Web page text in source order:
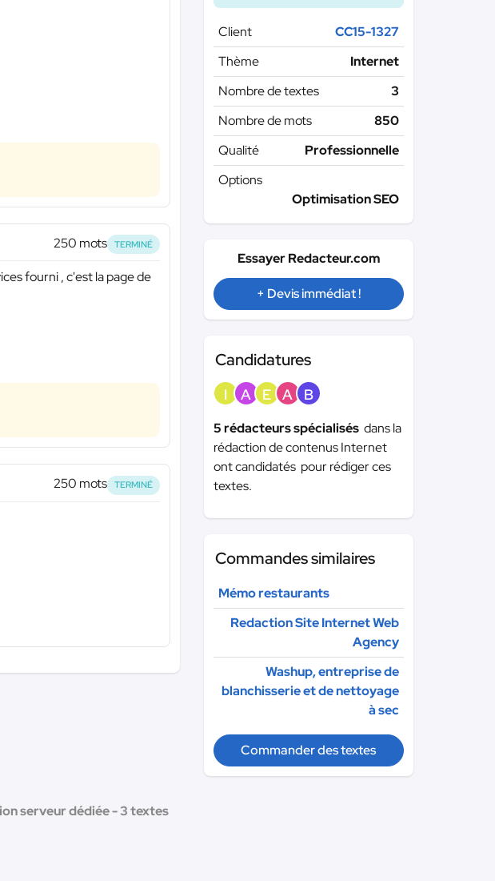
250 mots TERMINÉ
fourni , c'est la page de
250 mots TERMINÉ
Client
CC15-1327
Thème
Internet
Nombre de textes
3
Nombre de mots
850
Qualité
Professionnelle
Options
Optimisation SEO
Essayer Redacteur.com
+ Devis immédiat !
Candidatures
I A E A B
5 rédacteurs spécialisés dans la
rédaction de contenus Internet
ont candidatés pour rédiger ces
textes.
Commandes similaires
Mémo restaurants
Redaction Site Internet Web
Agency
Washup, entreprise de
blanchisserie et de nettoyage
à sec
Commander des textes
serveur dédiée - 3 textes